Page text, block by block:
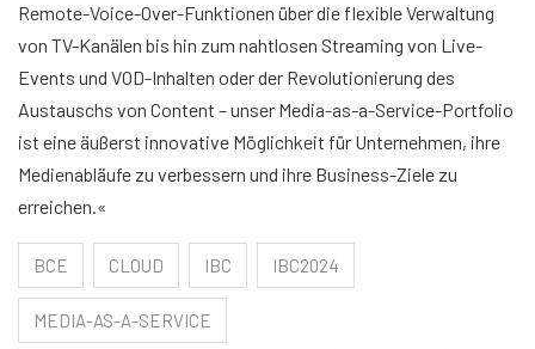
Remote-Voice-Over-Funktionen über die flexible Verwaltung
von TV-Kanälen bis hin zum nahtlosen Streaming von Live-
Events und VOD-Inhalten oder der Revolutionierung des
Austauschs von Content – unser Media-as-a-Service-Portfolio
ist eine äußerst innovative Möglichkeit für Unternehmen, ihre
Medienabläufe zu verbessern und ihre Business-Ziele zu
erreichen.«
BCE CLOUD IBC IBC2024
MEDIA-AS-A-SERVICE